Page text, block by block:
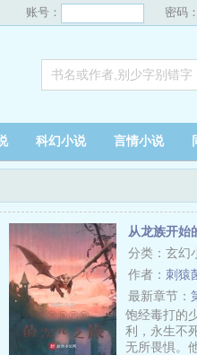
账号： 密码：
科幻小说 言情小说
从龙族开始
分类：玄幻
作者： 刺猿
最新章节：
饱经毒打的
利，永生不
无所畏惧。